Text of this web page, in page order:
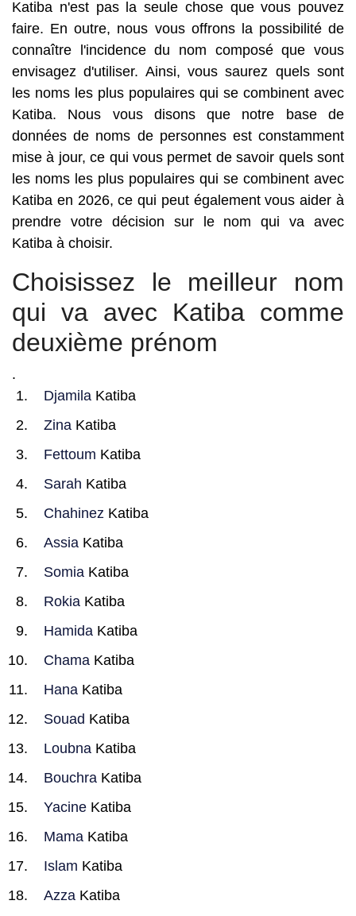
Katiba n'est pas la seule chose que vous pouvez
faire. En outre, nous vous offrons la possibilité de
connaître l'incidence du nom composé que vous
envisagez d'utiliser. Ainsi, vous saurez quels sont
les noms les plus populaires qui se combinent avec
Katiba. Nous vous disons que notre base de
données de noms de personnes est constamment
mise à jour, ce qui vous permet de savoir quels sont
les noms les plus populaires qui se combinent avec
Katiba en 2026, ce qui peut également vous aider à
prendre votre décision sur le nom qui va avec
Katiba à choisir.
Choisissez le meilleur nom
qui va avec Katiba comme
deuxième prénom
.
Djamila Katiba
Zina Katiba
Fettoum Katiba
Sarah Katiba
Chahinez Katiba
Assia Katiba
Somia Katiba
Rokia Katiba
Hamida Katiba
Chama Katiba
Hana Katiba
Souad Katiba
Loubna Katiba
Bouchra Katiba
Yacine Katiba
Mama Katiba
Islam Katiba
Azza Katiba